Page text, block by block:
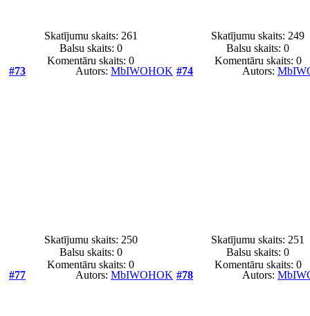
Skatījumu skaits: 261
Balsu skaits: 0
Komentāru skaits: 0
Skatījumu skaits: 249
Balsu skaits:0
Komentāru skaits: 0
#73
Autors: MbIWOHOK
Skatījumu skaits: 250
Balsu skaits: 0
Komentāru skaits: 0
#74 Autors:
Skatījumu skaits: 251
Balsu skaits:0
Komentāru skaits: 0
#77
Autors: MbIWOHOK #78 Autors: